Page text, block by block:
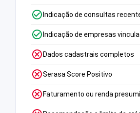
Indicação de consultas
Indicação de empresas
Dados cadastrais completos
Serasa Score Positivo
Faturamento ou renda